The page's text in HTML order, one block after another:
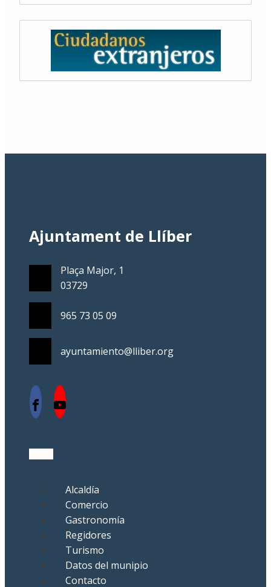
Ajuntament de Llíber
Plaça Major, 1
03729
965 73 05 09
ayuntamiento@lliber.org
Alcaldía
Comercio
Gastronomía
Regidores
Turismo
Datos del munipio
Contacto